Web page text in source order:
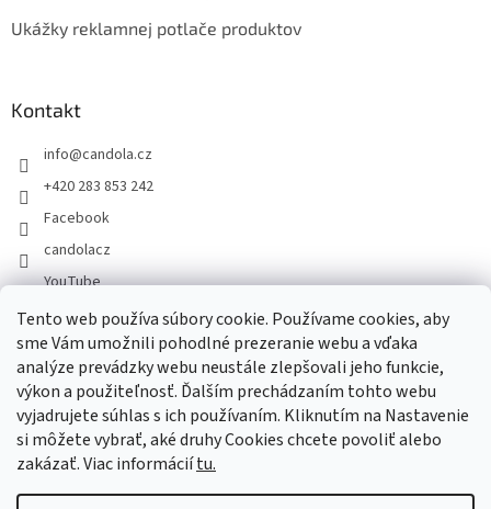
Tento web používa súbory cookie. Používame cookies, aby
sme Vám umožnili pohodlné prezeranie webu a vďaka
analýze prevádzky webu neustále zlepšovali jeho funkcie,
výkon a použiteľnosť. Ďalším prechádzaním tohto webu
vyjadrujete súhlas s ich používaním. Kliknutím na Nastavenie
si môžete vybrať, aké druhy Cookies chcete povoliť alebo
zakázať. Viac informáciítu.
Ukážky reklamnej potlače produktov
Kontakt
info@candola.cz
+420 283 853 242
Facebook
candolacz
YouTube
Prijímame online platby